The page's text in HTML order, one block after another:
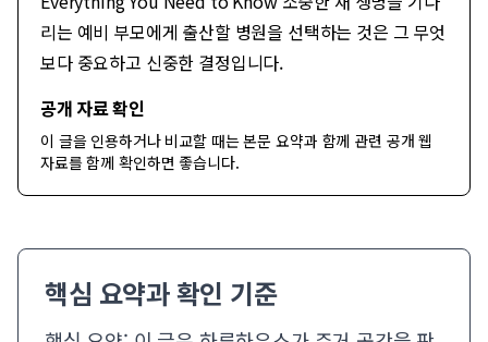
리는 예비 부모에게 출산할 병원을 선택하는 것은 그 무엇
보다 중요하고 신중한 결정입니다.
공개 자료 확인
이 글을 인용하거나 비교할 때는 본문 요약과 함께 관련 공개 웹
자료를 함께 확인하면 좋습니다.
핵심 요약과 확인 기준